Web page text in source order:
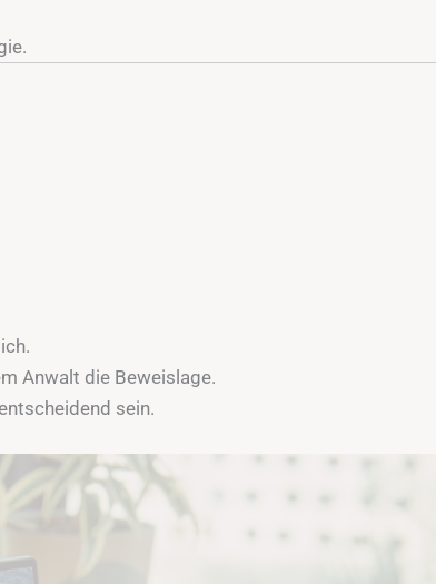
Anwalt die Beweislage.
sein.